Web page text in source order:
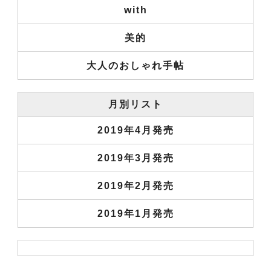
with
美的
大人のおしゃれ手帖
月別リスト
2019年4月発売
2019年3月発売
2019年2月発売
2019年1月発売